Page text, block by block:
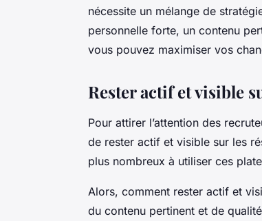
nécessite un mélange de
personnelle forte, un contenu
vous pouvez maximiser vos
Rester actif et visible
Pour attirer l’attention des
de rester actif et visible sur les
plus nombreux à utiliser ces
Alors, comment rester actif et
du contenu pertinent et de